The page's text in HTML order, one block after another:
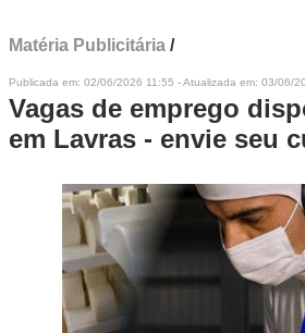
Matéria Publicitária /
Publicada em: 02/06/2026 11:55 - Atualizada em: 03/06/
Vagas de emprego
em Lavras - envie seu